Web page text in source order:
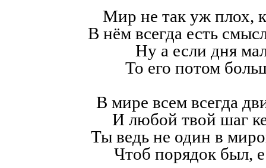
Мир не так уж плох,
В нём всегда есть
Ну а если дня
То его потом
В мире всем всегда
И любой твой шаг
Ты ведь не один в
Чтоб порядок был,